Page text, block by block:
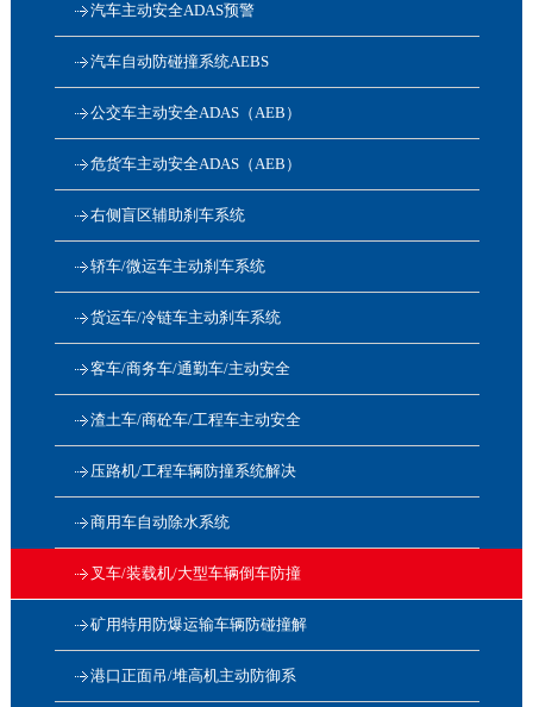
汽车主动安全ADAS预警
汽车自动防碰撞系统AEBS
公交车主动安全ADAS（AEB）
危货车主动安全ADAS（AEB）
右侧盲区辅助刹车系统
轿车/微运车主动刹车系统
货运车/冷链车主动刹车系统
客车/商务车/通勤车/主动安全
渣土车/商砼车/工程车主动安全
压路机/工程车辆防撞系统解决
商用车自动除水系统
叉车/装载机/大型车辆倒车防撞
矿用特用防爆运输车辆防碰撞解
港口正面吊/堆高机主动防御系